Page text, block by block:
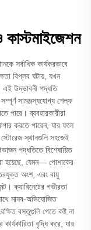
কাস্টমাইজেশন
সর্বাধিক কার্যকরভাবে
বিপ্লব ঘটায়, যখন
এই উদ্ভাবনী পদ্ধতি
সামঞ্জস্যযোগ্য শেল্ফ
পারে। ব্যবহারকারীরা
করতে পারেন, যার ফলে
স্টোরেজ স্থানগুলি সহজেই
পদ্ধতিতে বিশেষায়িত
হয়েছে, যেমন— পোশাকের
অংশ, এবং বায়ু
ক্যাবিনেটের গভীরতা
মানব-অভিযোজিত
বস্তুগুলি পেতে কষ্ট না
বৃদ্ধি করে, যার